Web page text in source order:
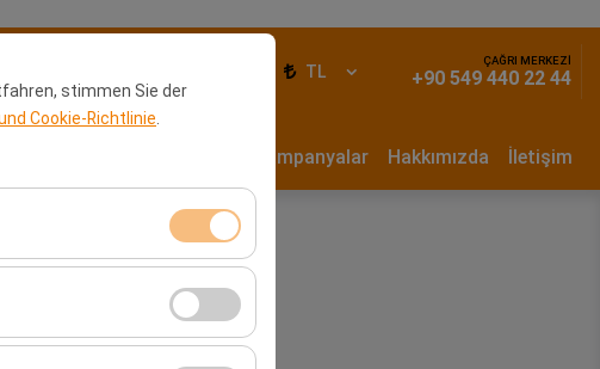
stimmen Sie der
Cookie-Richtlinie
gereklidir. Devre dışı
davranışları) analiz
TL
ÇAĞRI MERKEZİ
+90 549 440 22 44
Kampanyalar Hakkımızda İletişim